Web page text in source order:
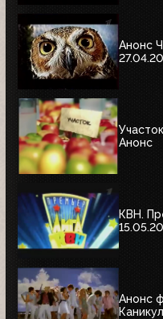
Анонс
Анонс
КВН.
Анонс